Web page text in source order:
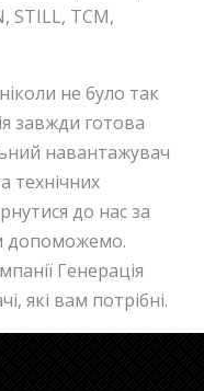
STILL, TCM,
не було так
завжди готова
навантажувач
технічних
до нас за
допоможемо.
Генерація
які вам потрібні.